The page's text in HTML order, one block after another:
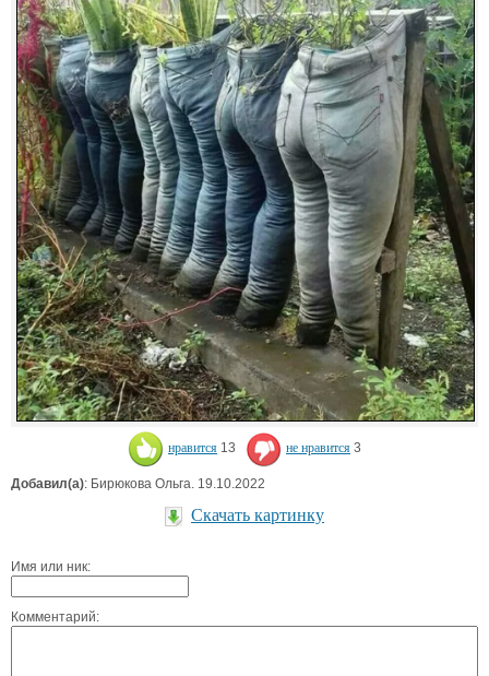
нравится 13 не нравится 3
Добавил(а): Бирюкова Ольга. 19.10.2022
Скачать картинку
Имя или ник:
Комментарий: